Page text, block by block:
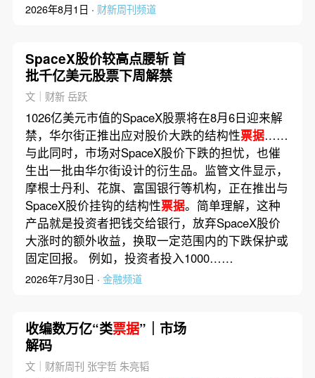
2026年8月1日 · 财新周刊频道
SpaceX股价较高点腰斩 首
批千亿美元股票下周解禁
文｜财新 岳跃
1026亿美元市值的SpaceX股票将在8月6日迎来解
禁，华尔街正推出应对股价大跌的结构性票据……
与此同时，市场对SpaceX股价下跌的担忧，也催
生出一批由华尔街设计的衍生品。监管文件显示，
摩根士丹利、花旗、富国银行等机构，正在推出与
SpaceX股价挂钩的结构性票据。简单理解，这种
产品就是投资者把钱交给银行，放弃SpaceX股价
大涨时的额外收益，换取一定范围内的下跌保护或
固定回报。 例如，投资者投入1000……
2026年7月30日 · 金融频道
收编数万亿“类票据”｜市场
解码
文｜财新周刊 张宇哲 朱亮韬